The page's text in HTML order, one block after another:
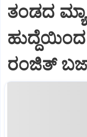
ತಂಡದ
ರಂಜಿತ್‌